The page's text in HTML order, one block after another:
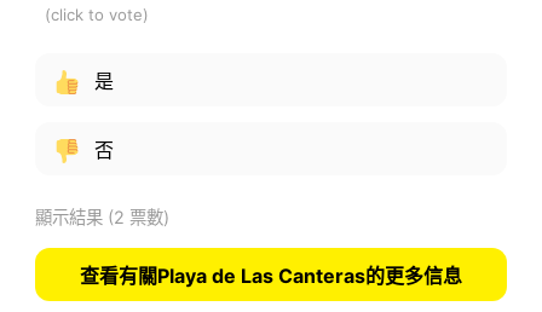
是
否
顯示結果(2 票數)
查看有關Playa de Las Canteras的更多信息